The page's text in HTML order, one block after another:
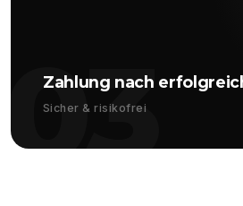
03
Zahlung nach
Sicher & risikofrei